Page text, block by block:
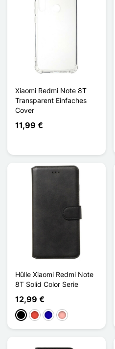
Xiaomi Redmi Note 8T
Transparent Einfaches
Cover
11,99 €
Hülle Xiaomi Redmi Note
8T Solid Color Serie
12,99 €
Schwarz
Rot Dunkelblau
Roségold